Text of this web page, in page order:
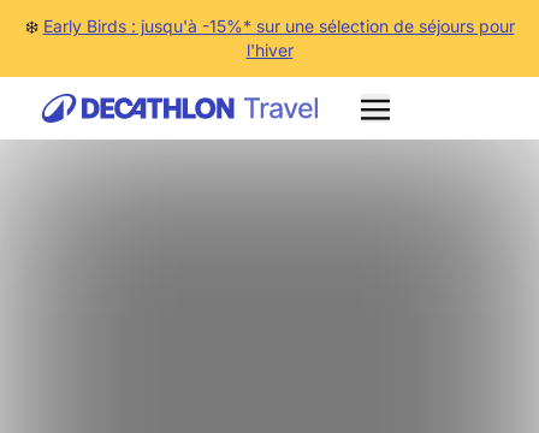
❄️ Early Birds : jusqu'à -15%* sur une sélection de séjours pour
l'hiver